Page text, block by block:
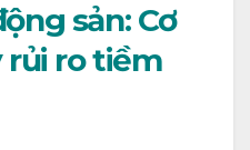
sản: Cơ
rủi ro tiềm